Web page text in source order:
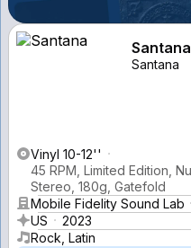
Santana
Santana
Vinyl 10-12''
45 RPM, Limited Edition,
Stereo, 180g, Gatefold
Mobile Fidelity Sound Lab
US
2023
Rock, Latin